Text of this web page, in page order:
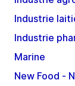
Industrie
Industrie
Marine
New Food -